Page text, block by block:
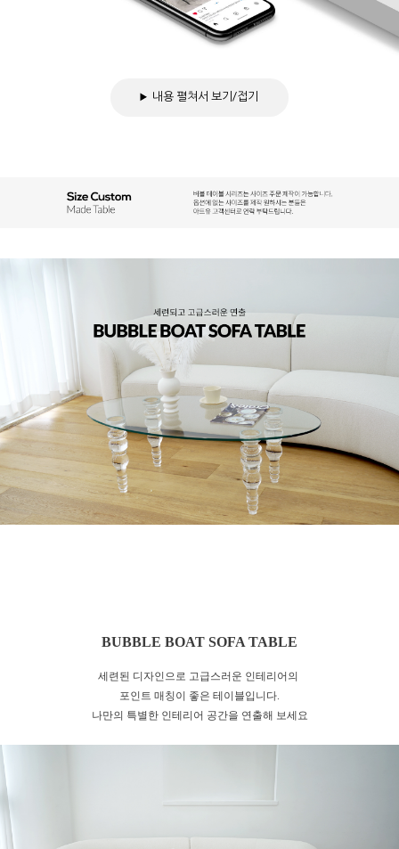
내용 펼쳐서 보기/접기
BUBBLE BOAT SOFA TABLE
세련된 디자인으로 고급스러운 인테리어의
포인트 매칭이 좋은 테이블입니다.
나만의 특별한 인테리어 공간을 연출해 보세요